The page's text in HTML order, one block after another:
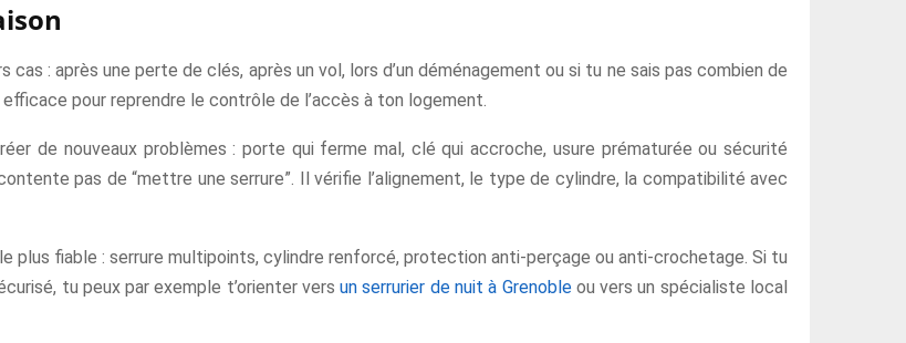
: après une perte de clés, après un vol, lors d’un déménagement ou si tu ne sais pas combien de
pour reprendre le contrôle de l’accès à ton logement.
de nouveaux problèmes : porte qui ferme mal, clé qui accroche, usure prématurée ou sécurité
pas de “mettre une serrure”. Il vérifie l’alignement, le type de cylindre, la compatibilité avec
plus fiable : serrure multipoints, cylindre renforcé, protection anti-perçage ou anti-crochetage. Si tu
tu peux par exemple t’orienter versun serrurier de nuit à Grenobleou vers un spécialiste local